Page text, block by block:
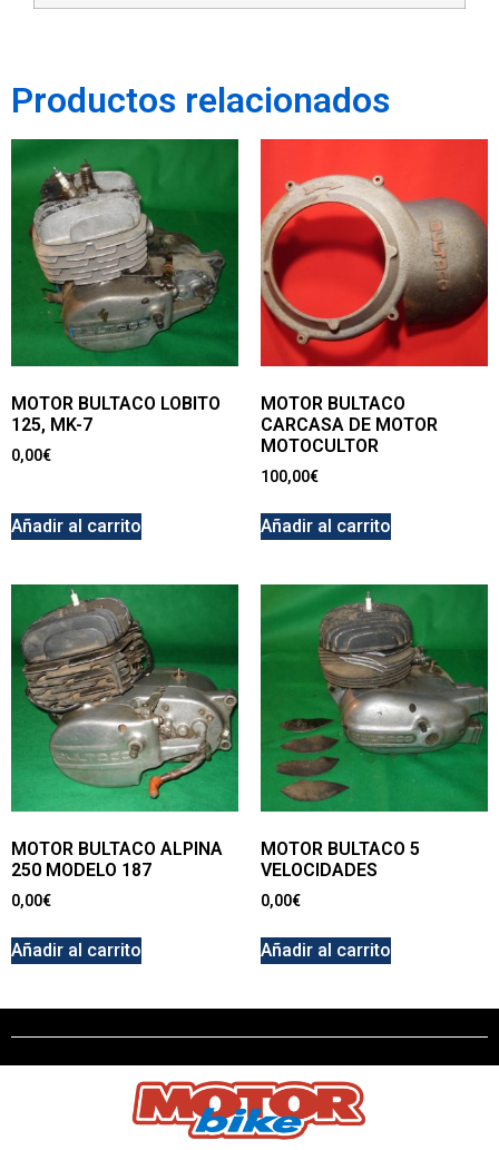
Productos relacionados
MOTOR BULTACO LOBITO
125, MK-7
0,00€
Añadir al carrito
MOTOR BULTACO
CARCASA DE MOTOR
MOTOCULTOR
100,00€
Añadir al carrito
MOTOR BULTACO ALPINA
250 MODELO 187
0,00€
Añadir al carrito
MOTOR BULTACO 5
VELOCIDADES
0,00€
Añadir al carrito